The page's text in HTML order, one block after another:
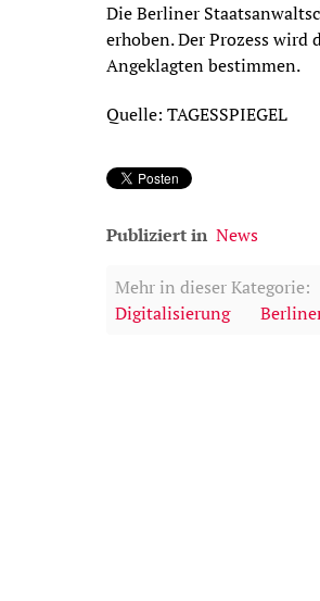
Die Berliner
erhoben. Der Prozess
Angeklagten bestimmen.
Quelle: TAGESSPIEGEL
Publiziert in News
Mehr in dieser Kategorie:
Digitalisierung